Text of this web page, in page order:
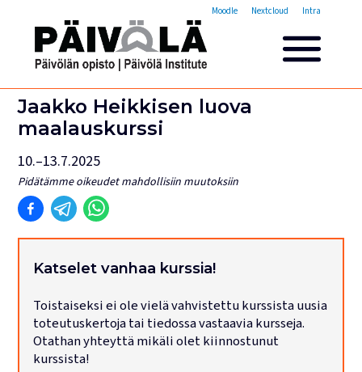
Moodle Nextcloud Intra
Yleisakatemia
Lyhytkurssit
Päivölän opisto
Miksi valita Päivölän opisto
Opettajien esittelyt
Tilat ja majoitus
Majoituspalvelut
Tarjoilut ja ruokailut
Leirit
Jaakko Heikkisen luova
maalauskurssi
10.–13.7.2025
Pidätämme oikeudet mahdollisiin muutoksiin
Katselet vanhaa kurssia!
Toistaiseksi ei ole vielä vahvistettu kurssista uusia
toteutuskertoja tai tiedossa vastaavia kursseja.
Otathan yhteyttä mikäli olet kiinnostunut
kurssista!